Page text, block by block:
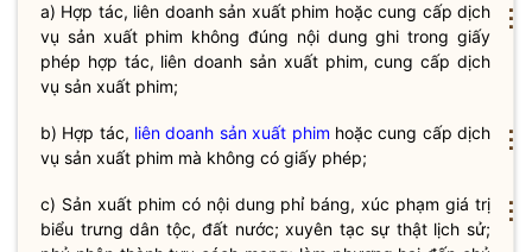
a) Hợp tác, liên doanh sản xuất phim hoặc cung cấp dịch
vụ sản xuất phim không đúng nội dung ghi trong giấy
phép hợp tác, liên doanh sản xuất phim, cung cấp dịch
vụ sản xuất phim;
b) Hợp tác, liên doanh sản xuất phim hoặc cung cấp dịch
vụ sản xuất phim mà không có giấy phép;
c) Sản xuất phim có nội dung phỉ báng, xúc phạm giá trị
biểu trưngdân tộc, đất nước; xuyên tạc sự thật lịch sử;
⋮
⋮
⋮